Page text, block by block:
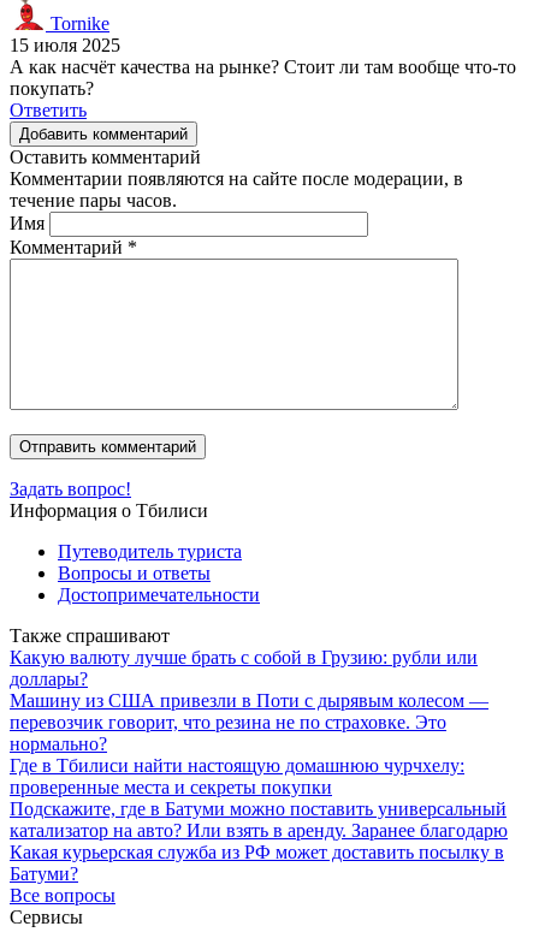
Tornike
15 июля 2025
А как насчёт качества на рынке? Стоит ли там вообще что-то
покупать?
Ответить
Добавить комментарий
Оставить комментарий
Комментарии появляются на сайте после модерации, в
течение пары часов.
Имя
Комментарий *
Задать вопрос!
Информация о Тбилиси
Путеводитель туриста
Вопросы и ответы
Достопримечательности
Также спрашивают
Какую валюту лучше брать с собой в Грузию: рубли или
доллары?
Машину из США привезли в Поти с дырявым колесом —
перевозчик говорит, что резина не по страховке. Это
нормально?
Где в Тбилиси найти настоящую домашнюю чурчхелу:
проверенные места и секреты покупки
Подскажите, где в Батуми можно поставить универсальный
катализатор на авто? Или взять в аренду. Заранее благодарю
Какая курьерская служба из РФ может доставить посылку в
Батуми?
Все вопросы
Сервисы